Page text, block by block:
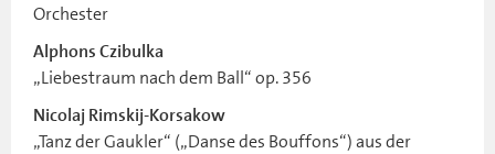
Orchester
Alphons Czibulka
„Liebestraum nach dem Ball“ op. 356
Nicolaj Rimskij-Korsakow
„Tanz der Gaukler“ („Danse des Bouffons“) aus der